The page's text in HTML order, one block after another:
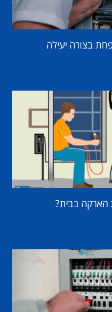
בצורה יעילה
הארקה בבית?